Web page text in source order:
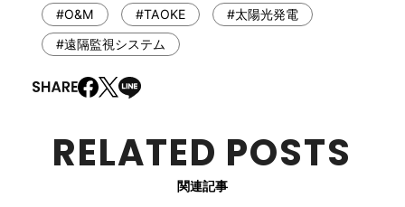
#O&M #TAOKE
#太陽光発電
#遠隔監視システム
RELATED POSTS
関連記事